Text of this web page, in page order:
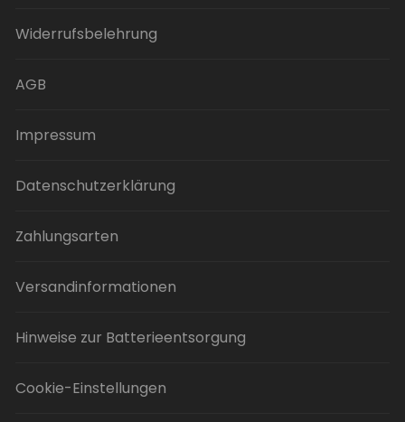
Widerrufsbelehrung
AGB
Impressum
Datenschutzerklärung
Zahlungsarten
Versandinformationen
Hinweise zur Batterieentsorgung
Cookie-Einstellungen